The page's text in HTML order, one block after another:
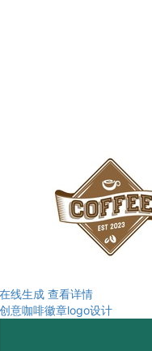
在线生成 查看详情
创意咖啡徽章logo设计